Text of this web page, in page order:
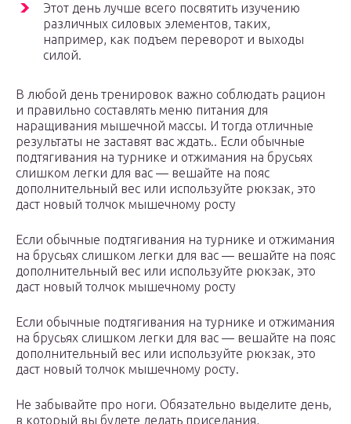
Этот день лучше всего посвятить изучению
различных силовых элементов, таких,
например, как подъем переворот и выходы
силой.
В любой день тренировок важно соблюдать рацион
и правильно составлять меню питания для
наращивания мышечной массы. И тогда отличные
результаты не заставят вас ждать.. Если обычные
подтягивания на турнике и отжимания на брусьях
слишком легки для вас — вешайте на пояс
дополнительный вес или используйте рюкзак, это
даст новый толчок мышечному росту
Если обычные подтягивания на турнике и отжимания
на брусьях слишком легки для вас — вешайте на пояс
дополнительный вес или используйте рюкзак, это
даст новый толчок мышечному росту
Если обычные подтягивания на турнике и отжимания
на брусьях слишком легки для вас — вешайте на пояс
дополнительный вес или используйте рюкзак, это
даст новый толчок мышечному росту.
Не забывайте про ноги. Обязательно выделите день,
в который вы будете делать приседания,